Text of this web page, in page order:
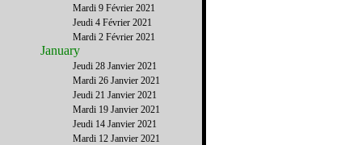
Mardi 9 Février 2021
Jeudi 4 Février 2021
Mardi 2 Février 2021
January
Jeudi 28 Janvier 2021
Mardi 26 Janvier 2021
Jeudi 21 Janvier 2021
Mardi 19 Janvier 2021
Jeudi 14 Janvier 2021
Mardi 12 Janvier 2021